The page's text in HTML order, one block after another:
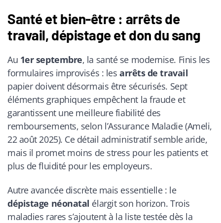
Santé et bien-être : arrêts de
travail, dépistage et don du sang
Au 1er septembre, la santé se modernise. Finis les
formulaires improvisés : les arrêts de travail
papier doivent désormais être sécurisés. Sept
éléments graphiques empêchent la fraude et
garantissent une meilleure fiabilité des
remboursements, selon l’Assurance Maladie (Ameli,
22 août 2025). Ce détail administratif semble aride,
mais il promet moins de stress pour les patients et
plus de fluidité pour les employeurs.
Autre avancée discrète mais essentielle : le
dépistage néonatal élargit son horizon. Trois
maladies rares s’ajoutent à la liste testée dès la